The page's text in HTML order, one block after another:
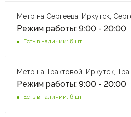
Метр на Сергеева, Иркутск,
Режим работы: 9:00 - 20:00
Есть в наличии: 6 шт
Метр на Трактовой, Иркутск,
Режим работы: 9:00 - 20:00
Есть в наличии: 6 шт